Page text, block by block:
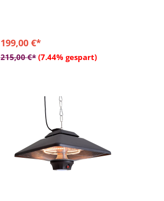
199,00 €*
215,00 €* (7.44% gespart)
In den Warenkorb